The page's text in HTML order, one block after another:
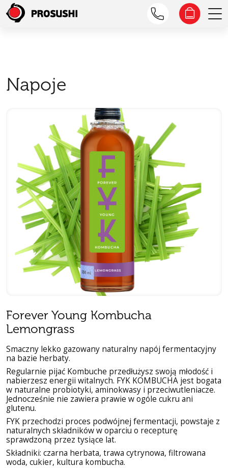
Napoje
Forever Young Kombucha
Lemongrass
Smaczny ​​lekko gazowany naturalny napój fermentacyjny
na bazie herbaty.
Regularnie pijać Kombuche przedłużysz swoją młodość i
nabierzesz energii witalnych. FYK KOMBUCHA jest bogata
w naturalne probiotyki, aminokwasy i przeciwutleniacze.
Jednocześnie nie zawiera prawie w ogóle cukru ani
glutenu.
FYK przechodzi proces podwójnej fermentacji, powstaje z
naturalnych składników w oparciu o recepturę
sprawdzoną przez tysiące lat.
Składniki: czarna herbata, trawa cytrynowa, filtrowana
woda, cukier, kultura kombucha.